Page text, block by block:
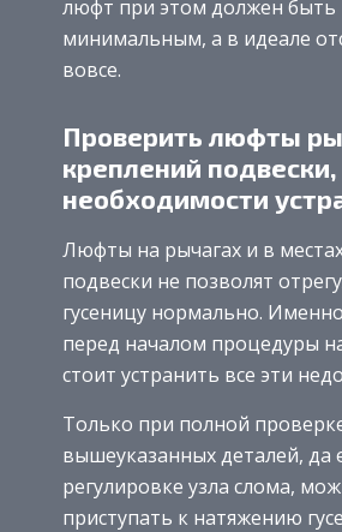
люфт при этом должен быть
минимальным, а в идеале
вовсе.
Проверить люфты
креплений
необходимости
Люфты на рычагах и в
подвески не позволят
гусеницу нормально.
перед началом процедуры
стоит устранить все эти
Только при полной
вышеуказанных деталей, да
регулировке узла слома,
приступать к натяжению